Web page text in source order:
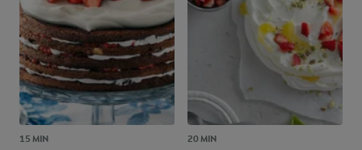
15 MIN 20 MIN